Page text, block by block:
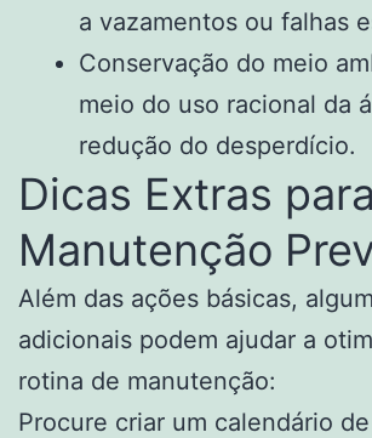
a vazamentos ou falhas
Conservação do meio
meio do uso racional da
redução do desperdício.
Dicas Extras para
Manutenção
Além das ações básicas,
adicionais podem ajudar a
rotina de manutenção:
Procure criar um calendário